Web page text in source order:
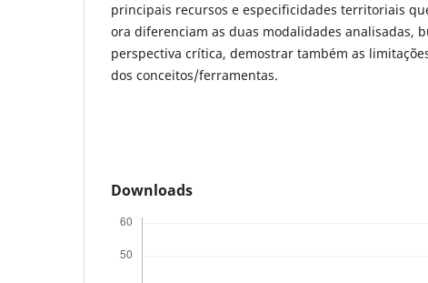
principais recursos e especificidades territoriais
ora diferenciam as duas modalidades analisadas,
perspectiva crítica, demostrar também as
dos conceitos/ferramentas.
Downloads